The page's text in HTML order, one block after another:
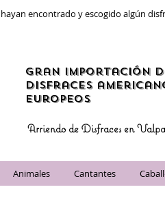
encontrado y escogido algún
gran importación
disfraces
Europeos
Arriendo de Disfraces en
Animales Cantantes